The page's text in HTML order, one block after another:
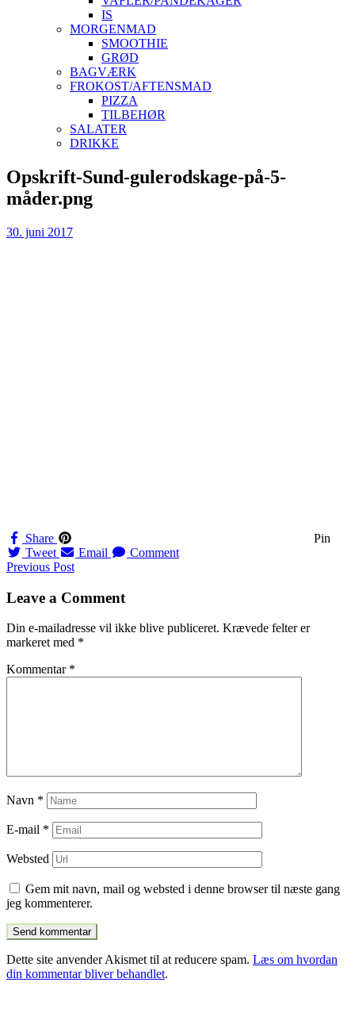
IS
MORGENMAD
SMOOTHIE
GRØD
BAGVÆRK
FROKOST/AFTENSMAD
PIZZA
TILBEHØR
SALATER
DRIKKE
Skip
to
content
Opskrift-Sund-gulerodskage-på-5-
måder.png
30. juni 2017
Share
Pin
Tweet
Email Comment
Navigation
til
Previous Post
Leave a Comment
Din e-mailadresse vil ikke blive publiceret. Krævede felter er
markeret med *
Kommentar *
Navn *
E-mail *
Websted
Gem mit navn, mail og websted i denne browser til næste gang
jeg kommenterer.
Dette site anvender Akismet til at reducere spam. Læs om hvordan
din kommentar bliver behandlet.